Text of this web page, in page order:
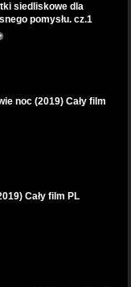
siedliskowe dla
pomysłu. cz.1
noc (2019) Cały film
Cały film PL